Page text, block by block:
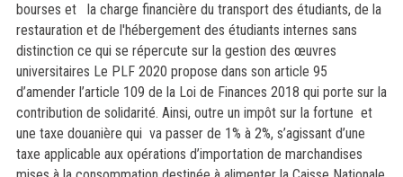
bourses et la charge financière du transport des étudiants, de la
restauration et de l'hébergement des étudiants internes sans
distinction ce qui se répercute sur la gestion des œuvres
universitaires Le PLF 2020 propose dans son article 95
d’amender l’article 109 de la Loi de Finances 2018 qui porte sur la
contribution de solidarité. Ainsi, outre un impôt sur la fortune et
une taxe douanière qui va passer de 1% à 2%, s’agissant d’une
taxe applicable aux opérations d’importation de marchandises